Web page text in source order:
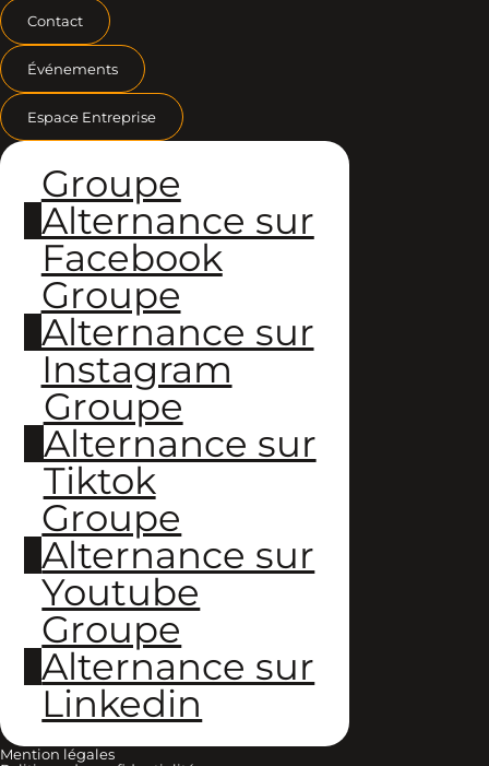
Contact
Événements
Espace Entreprise
Groupe
Alternance sur
Facebook
Groupe
Alternance sur
Instagram
Groupe
Alternance sur
Tiktok
Groupe
Alternance sur
Youtube
Groupe
Alternance sur
Linkedin
Mention légales